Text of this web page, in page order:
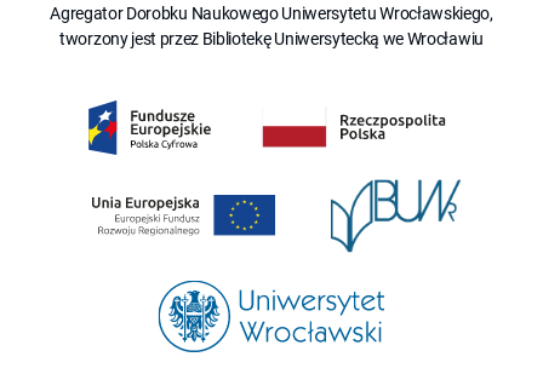
Agregator Dorobku Naukowego Uniwersytetu Wrocławskiego,
tworzony jest przez Bibliotekę Uniwersytecką we Wrocławiu